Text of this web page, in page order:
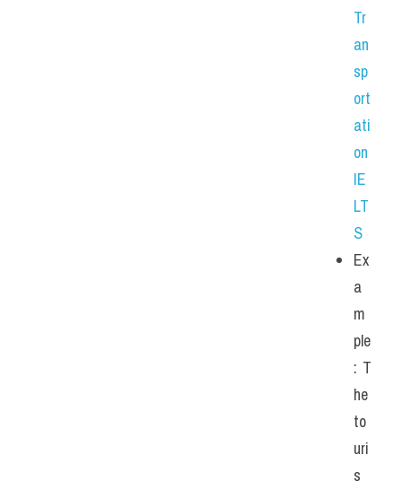
Tr
an
sp
ort
ati
on
IE
LT
S
Ex
a
m
ple
: T
he
to
uri
s